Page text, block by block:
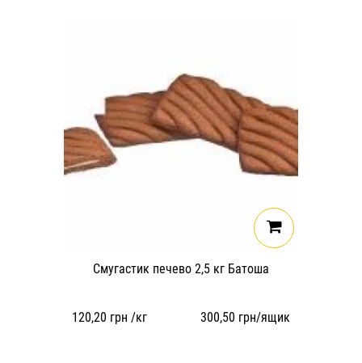
Смугастик печево 2,5 кг Батоша
120,20 грн /кг 300,50 грн/ящик